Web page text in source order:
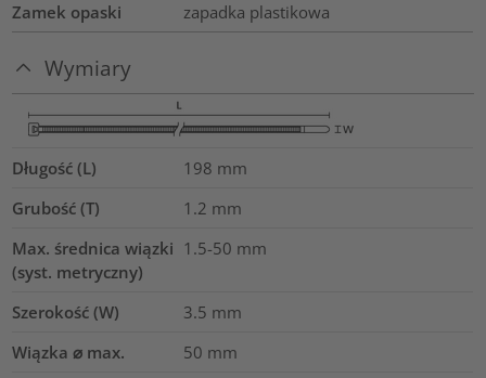
Zamek opaski
zapadka plastikowa
Wymiary
Długość (L) 198 mm
Grubość (T)
1.2 mm
Max. średnica wiązki
(syst. metryczny)
1.5-50 mm
Szerokość (W) 3.5 mm
Wiązka ⌀ max.
50 mm